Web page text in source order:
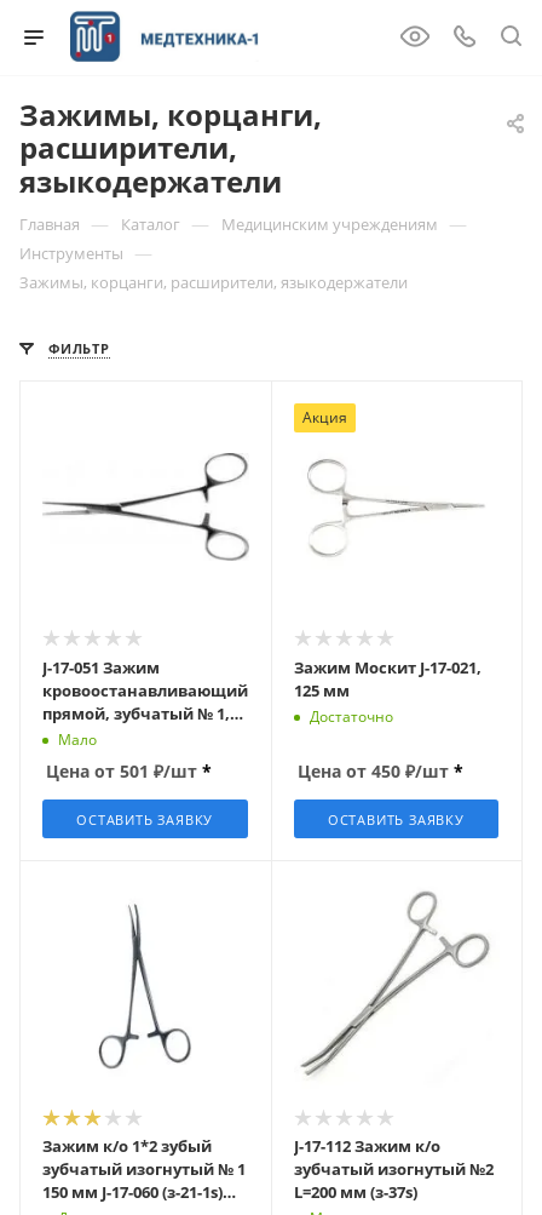
Зажимы, корцанги,
расширители,
языкодержатели
Главная — Каталог — Медицинским учреждениям —
Инструменты —
Зажимы, корцанги, расширители, языкодержатели
ФИЛЬТР
J-17-051 Зажим
кровоостанавливающий
прямой, зубчатый № 1,
L=160 мм (Бильрота,
Мало
Цена от 501 ₽/шт *
ОСТАВИТЬ ЗАЯВКУ
Акция
Зажим Москит J-17-021,
125 мм
Достаточно
Цена от 450₽/шт *
ОСТАВИТЬ ЗАЯВКУ
Зажим к/о 1*2 зубый
зубчатый изогнутый № 1
150 мм J-17-060 (з-21-1s)
J-17-112 Зажим к/о
зубчатый изогнутый №2
L=200 мм (з-37s)